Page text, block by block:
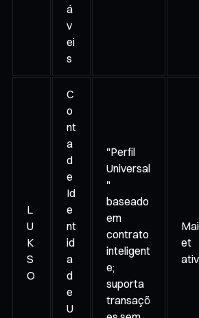
á
v
ei
s
L
U
K
S
O
C
o
nt
a
d
e
Id
e
nt
id
a
d
e
U
"Perfil
Universal
"
baseado
em
contrato
inteligent
e;
suporta
transaçõ
et